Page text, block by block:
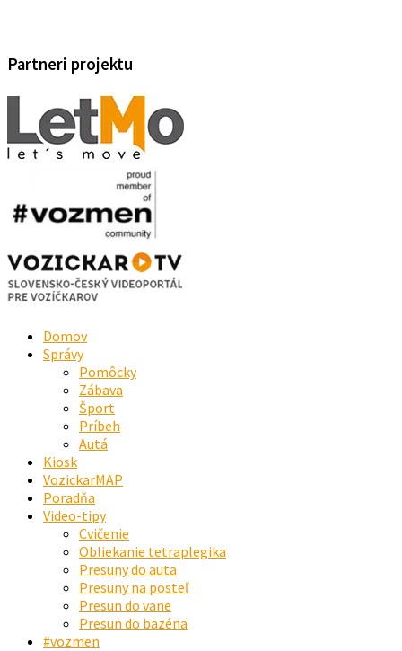
Partneri projektu
Domov
Správy
Pomôcky
Zábava
Šport
Príbeh
Autá
Kiosk
VozickarMAP
Poradňa
Video-tipy
Cvičenie
Obliekanie tetraplegika
Presuny do auta
Presuny na posteľ
Presun do vane
Presun do bazéna
#vozmen